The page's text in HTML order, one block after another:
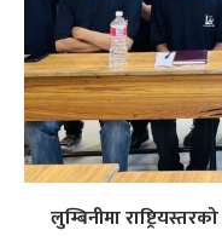
लुम्बिनीमा